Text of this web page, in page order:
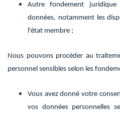
Autre fondement
données, notamment les
l'état membre ;
Nous pouvons procéder au
personnel sensibles selon les
Vous avez donné votre
vos données personnelles